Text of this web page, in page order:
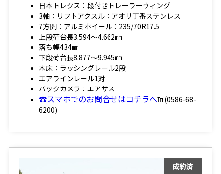
日本トレクス：段付きトレーラーウィング
3軸：リフトアクスル：アオリ丁番ステンレス
7方開：アルミホイール：235/70R17.5
上段荷台長3.594～4.662㎜
落ち幅434㎜
下段荷台長8.877～9.945㎜
木床：ラッシングレール2段
エアラインレール1対
バックカメラ：エアサス
☎スマホでのお問合せはコチラへ℡(0586-68-
6200)